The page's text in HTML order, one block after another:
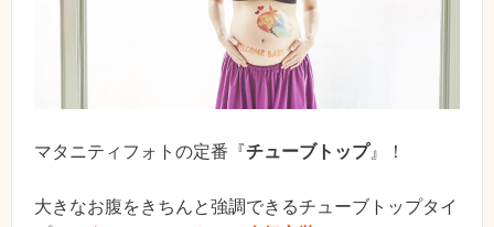
マタニティフォトの定番『チューブトップ』！
大きなお腹をきちんと強調できるチューブトップタイ